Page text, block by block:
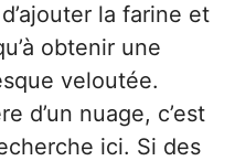
la farine et
obtenir une
veloutée.
d’un nuage, c’est
ici. Si des